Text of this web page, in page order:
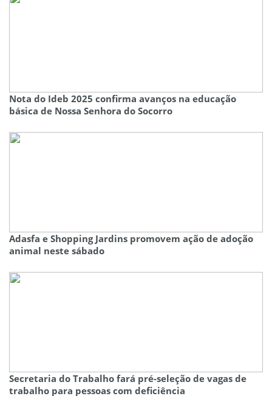
Nota do Ideb 2025 confirma avanços na educação
básica de Nossa Senhora do Socorro
Adasfa e Shopping Jardins promovem ação de adoção
animal neste sábado
Secretaria do Trabalho fará pré-seleção de vagas de
trabalho para pessoas com deficiência